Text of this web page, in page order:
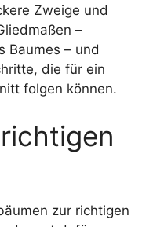
Zweige und
–
Baumes – und
die für ein
folgen können.
zur richtigen